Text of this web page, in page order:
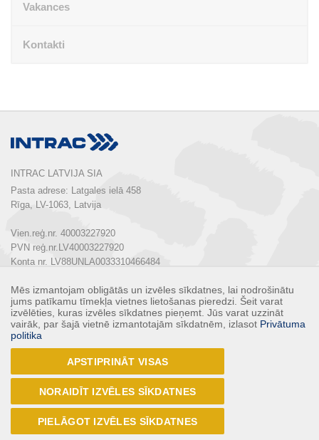
Vakances
Kontakti
INTRAC LATVIJA SIA
Pasta adrese: Latgales ielā 458
Rīga, LV-1063, Latvija
Vien.reģ.nr. 40003227920
PVN reģ.nr.LV40003227920
Konta nr. LV88UNLA0033310466484
Tālrunis: + 371 67 803 700
E-pasts: info@intrac.lv
KONTAKTI
Seko mums
Mēs izmantojam obligātās un izvēles sīkdatnes, lai nodrošinātu
jums patīkamu tīmekļa vietnes lietošanas pieredzi. Šeit varat
izvēlēties, kuras izvēles sīkdatnes pieņemt. Jūs varat uzzināt
vairāk, par šajā vietnē izmantotajām sīkdatnēm, izlasot Privātuma
politika
APSTIPRINĀT VISAS
NORAIDĪT IZVĒLES SĪKDATNES
PIELĀGOT IZVĒLES SĪKDATNES